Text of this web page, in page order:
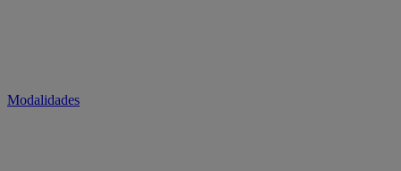
Modalidades